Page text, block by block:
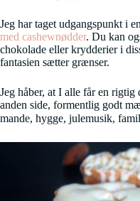
Jeg har taget udgangspunkt i
med cashewnødder. Du kan
chokolade eller krydderier i
fantasien sætter grænser.
Jeg håber, at I alle får en
anden side, formentlig godt
mande, hygge, julemusik,